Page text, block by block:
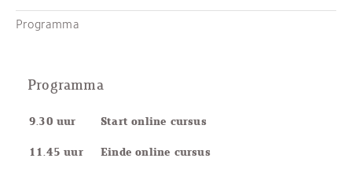
Programma
Programma
9.30 uur Start online cursus
11.45 uur Einde online cursus